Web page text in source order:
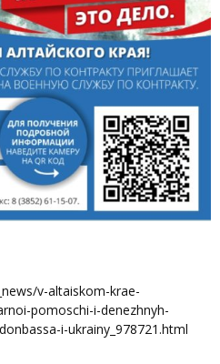
v-altaiskom-krae-
pomoschi-i-denezhnyh-
i-ukrainy_978721.html